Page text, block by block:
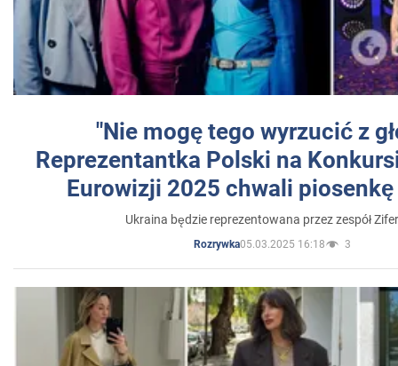
"Nie mogę tego wyrzucić z
Reprezentantka Polski na
Eurowizji 2025 chwali
Ukraina będzie reprezentowana przez zespół
Rozrywka05.03.2025 16:18 3